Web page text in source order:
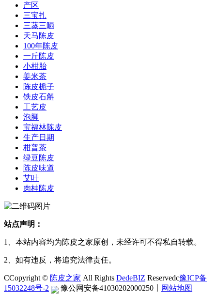
产区
三宝扎
三蒸三晒
天马陈皮
100年陈皮
一斤陈皮
小柑胎
姜米茶
陈皮栀子
铁皮石斛
工艺皮
泡脚
宝福林陈皮
生产日期
柑普茶
绿豆陈皮
陈皮味道
艾叶
肉桂陈皮
站点声明：
1、本站内容均为陈皮之家原创，未经许可不得私自转载。
2、如有违反，将追究法律责任。
CCopyright © 陈皮之家 All Rights DedeBIZ Reservedc豫ICP备
15032248号-2
豫公网安备41030202000250 网站地图